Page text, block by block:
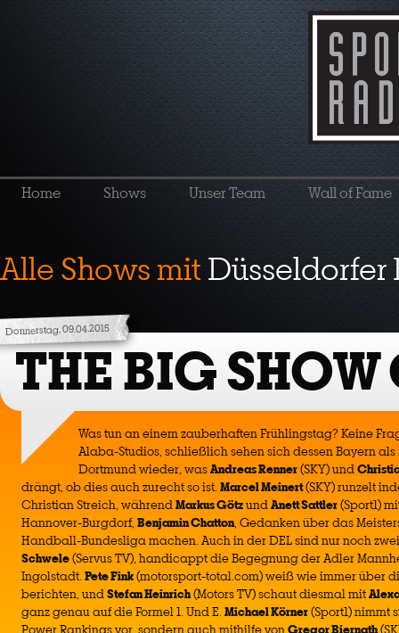
Home Shows Unser Team Wall of Fame
Alle Shows mitDüsseldorfer
Donnerstag, 09.04.2015
THE BIG
Was tun an einem zauberhaften Frühlingstag? Keine
Alaba-Studios, schließlich sehen sich dessen Bayern
Dortmund wieder, wasAndreas Renner(SKY) und
drängt, ob dies auch zurecht so ist.Marcel Meinert(SKY) runzelt
Christian Streich, währendMarkus GötzundAnett Sattler(Sport1)
Hannover-Burgdorf, Benjamin Chatton, Gedanken über das
Handball-Bundesliga machen. Auch in der DEL sind nur noch
Schwele(Servus TV), handicappt die Begegnung der Adler
Ingolstadt.Pete Fink(motorsport-total.com) weiß wie immer über
berichten, undStefan Heinrich(Motors TV) schaut diesmal mit
ganz genau auf die Formel 1. Und E.Michael Körner(Sport1) nimmt
Power Rankings vor, sondern auch mithilfe vonGregor Biernath